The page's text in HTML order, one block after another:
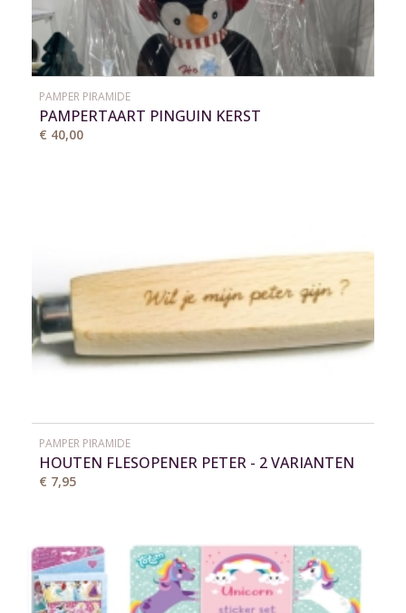
PAMPER PIRAMIDE
PAMPERTAART PINGUIN KERST
€ 40,00
PAMPER PIRAMIDE
HOUTEN FLESOPENER PETER - 2 VARIANTEN
€ 7,95